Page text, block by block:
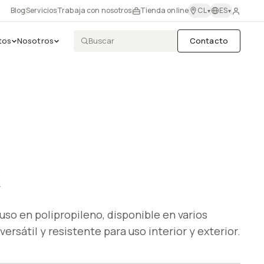
BlogServiciosTrabaja con nosotros Tienda online CL▾ ES▾
Nosotros Contacto
en polipropileno, disponible en varios
y resistente para uso interior y exterior.